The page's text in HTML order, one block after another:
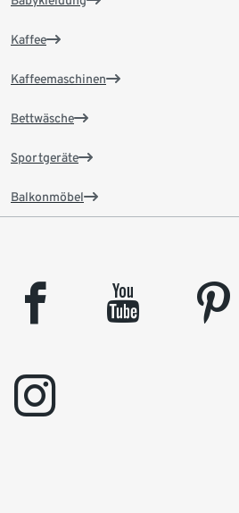
Kaffee
Kaffeemaschinen
Bettwäsche
Sportgeräte
Balkonmöbel
facebook youtube pinterest
instagram